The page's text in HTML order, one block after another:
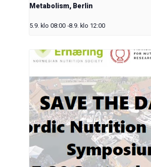
Metabolism, Berlin
5.9. klo 08:00 -8.9. klo 12:00